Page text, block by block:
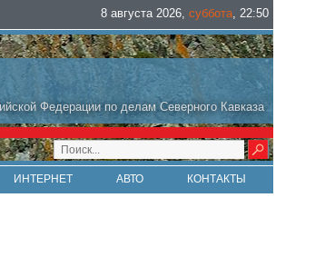
8 августа 2026, суббота, 22:50
Федерации по делам Северного Кавказа
ИНТЕРНЕТ АВТО КОНТАКТЫ